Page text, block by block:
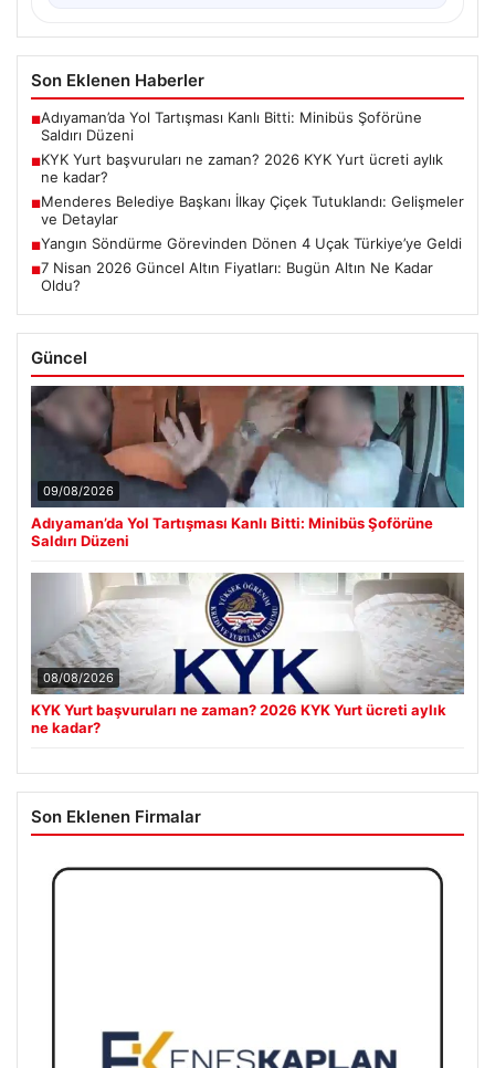
Son Eklenen Haberler
■Adıyaman’da Yol Tartışması Kanlı Bitti: Minibüs Şoförüne
Saldırı Düzeni
■KYK Yurt başvuruları ne zaman? 2026 KYK Yurt ücreti aylık
ne kadar?
■Menderes Belediye Başkanı İlkay Çiçek Tutuklandı: Gelişmeler
ve Detaylar
■Yangın Söndürme Görevinden Dönen 4 Uçak Türkiye’ye Geldi
■7 Nisan 2026 Güncel Altın Fiyatları: Bugün Altın Ne Kadar
Oldu?
Güncel
09/08/2026
Adıyaman’da Yol Tartışması Kanlı Bitti: Minibüs Şoförüne
Saldırı Düzeni
08/08/2026
KYK Yurt başvuruları ne zaman? 2026 KYK Yurt ücreti aylık
ne kadar?
Son Eklenen Firmalar